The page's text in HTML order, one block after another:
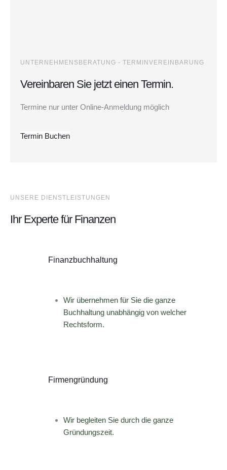
UNTERNEHMENSBERATUNG - TERMINVEREINBARUNG
Vereinbaren Sie jetzt einen Termin.
Termine nur unter Online-Anmeldung möglich
Termin Buchen
UNSERE DIENSTLEISTUNGEN
Ihr Experte für Finanzen
Finanzbuchhaltung
Wir übernehmen für Sie die ganze
Buchhaltung unabhängig von welcher
Rechtsform.
Firmengründung
Wir begleiten Sie durch die ganze
Gründungszeit.